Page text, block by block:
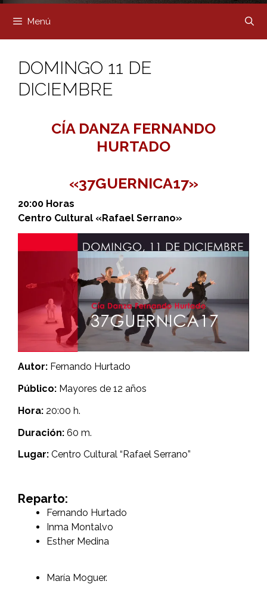
Menú
DOMINGO 11 DE
DICIEMBRE
CÍA DANZA FERNANDO
HURTADO
«37GUERNICA17»
20:00 Horas
Centro Cultural «Rafael Serrano»
Autor: Fernando Hurtado
Público: Mayores de 12 años
Hora: 20:00 h.
Duración: 60 m.
Lugar: Centro Cultural “Rafael Serrano”
Reparto:
Fernando Hurtado
Inma Montalvo
Esther Medina
María Moguer.